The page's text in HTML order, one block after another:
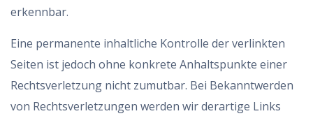
erkennbar.
Eine permanente inhaltliche Kontrolle der verlinkten
Seiten ist jedoch ohne konkrete Anhaltspunkte einer
Rechtsverletzung nicht zumutbar. Bei Bekanntwerden
von Rechtsverletzungen werden wir derartige Links